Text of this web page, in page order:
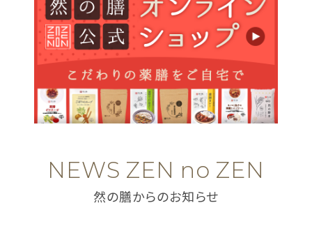
NEWS ZEN no ZEN
然の膳からのお知らせ